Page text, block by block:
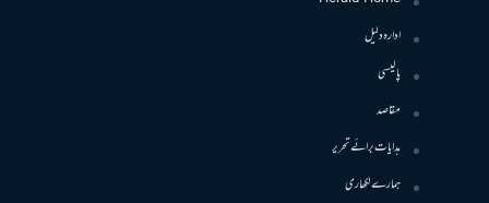
ادارہ دلیل
پالیسی
مقاصد
ہدایات برائے تحریر
ہمارے لکھاری